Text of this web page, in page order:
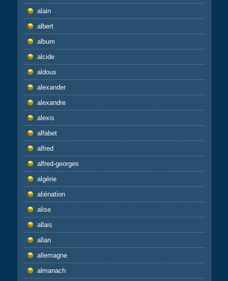
alain
albert
album
alcide
aldous
alexander
alexandre
alexis
alfabet
alfred
alfred-georges
algérie
aliénation
alise
allais
allan
allemagne
almanach